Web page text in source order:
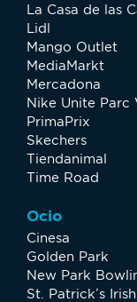
La Casa de las
Lidl
Mango Outlet
MediaMarkt
Mercadona
Nike Unite Parc
PrimaPrix
Skechers
Tiendanimal
Time Road
Ocio
Cinesa
Golden Park
New Park
St. Patrick’s